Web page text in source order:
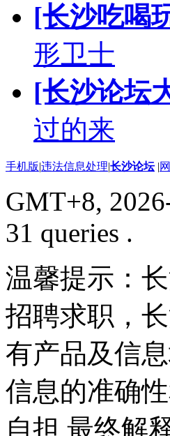
[长沙吃喝
形卫士
[长沙论坛
过的来
手机版|违法信息处理|长沙论坛 |
GMT+8,
31 queries .
温馨提示：
招聘求职，
有产品及信
信息的准确
自担 最终解